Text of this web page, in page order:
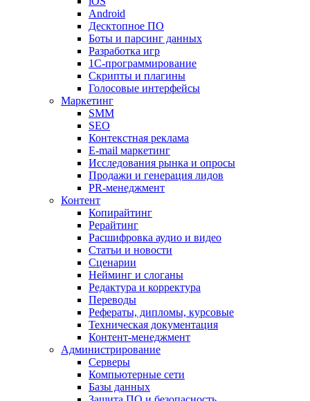
Android
Десктопное ПО
Боты и парсинг данных
Разработка игр
1С-программирование
Скрипты и плагины
Голосовые интерфейсы
Маркетинг
SMM
SEO
Контекстная реклама
E-mail маркетинг
Исследования рынка и опросы
Продажи и генерация лидов
PR-менеджмент
Контент
Копирайтинг
Рерайтинг
Расшифровка аудио и видео
Статьи и новости
Сценарии
Нейминг и слоганы
Редактура и корректура
Переводы
Рефераты, дипломы, курсовые
Техническая документация
Контент-менеджмент
Администрирование
Серверы
Компьютерные сети
Базы данных